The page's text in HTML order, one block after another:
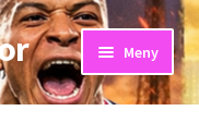
Meny